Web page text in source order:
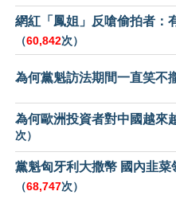
網紅「鳳姐」反嗆偷拍者：
（60,842次）
為何黨魁訪法期間一直笑不
為何歐洲投資者對中國越來
次）
黨魁匈牙利大撒幣 國內韭菜
（68,747次）